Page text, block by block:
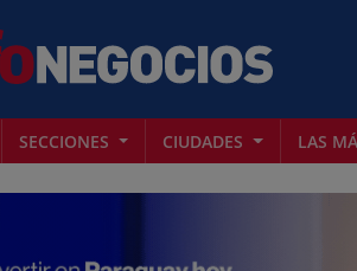
SECCIONES CIUDADES LAS